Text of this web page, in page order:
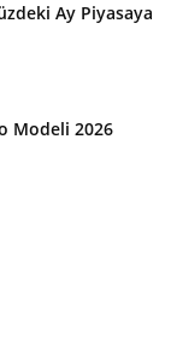
Ay Piyasaya
Modeli 2026